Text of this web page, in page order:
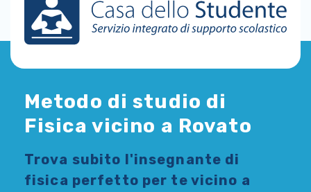
Metodo di studio di
Fisica vicino a Rovato
Trova subito l'insegnante di
fisica perfetto per te vicino a